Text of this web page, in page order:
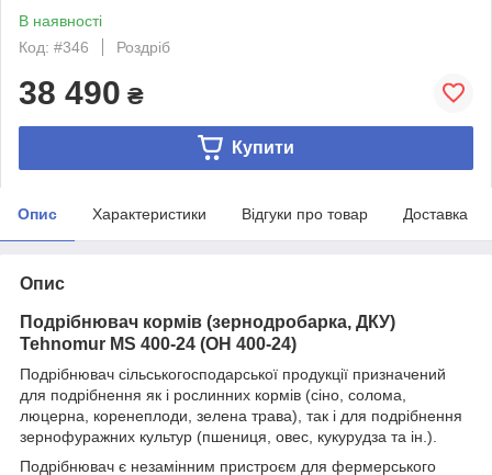
В наявності
Код: #346
Роздріб
38 490 ₴
Купити
Опис Характеристики Відгуки про товар Доставка
Опис
Подрібнювач кормів (зернодробарка, ДКУ)
Tehnomur MS 400-24 (OH 400-24)
Подрібнювач сільськогосподарської продукції призначений
для подрібнення як і рослинних кормів (cіно, солома,
люцерна, коренеплоди, зелена трава), так і для подрібнення
зернофуражних культур (пшениця, овес, кукурудза та ін.).
Подрібнювач є незамінним пристроєм для фермерського